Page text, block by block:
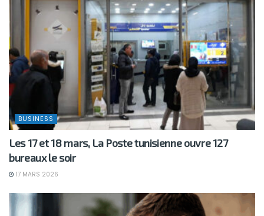
BUSINESS
Les 17 et 18 mars, La Poste tunisienne ouvre 127
bureaux le soir
17 MARS 2026